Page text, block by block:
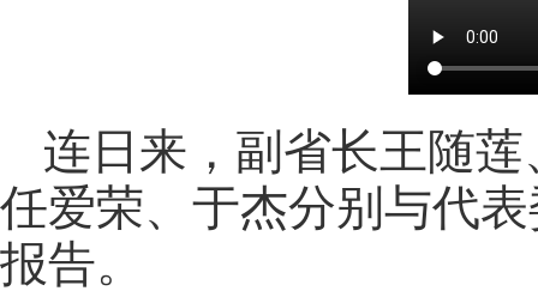
连日来，副省长王随
任爱荣、于杰分别与代
报告。